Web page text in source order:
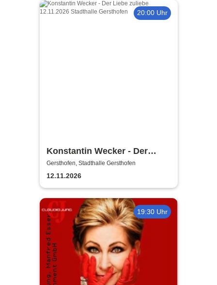
20:00 Uhr
Konstantin Wecker - Der
Liebe zuliebe
Gersthofen, Stadthalle Gersthofen
12.11.2026
19:30 Uhr